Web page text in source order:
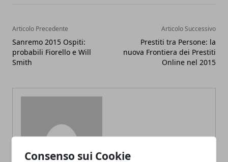
Consenso sui Cookie
Articolo Precedente
Sanremo 2015 Ospiti:
probabili Fiorello e Will
Smith
Articolo Successivo
Prestiti tra Persone: la
nuova Frontiera dei Prestiti
Online nel 2015